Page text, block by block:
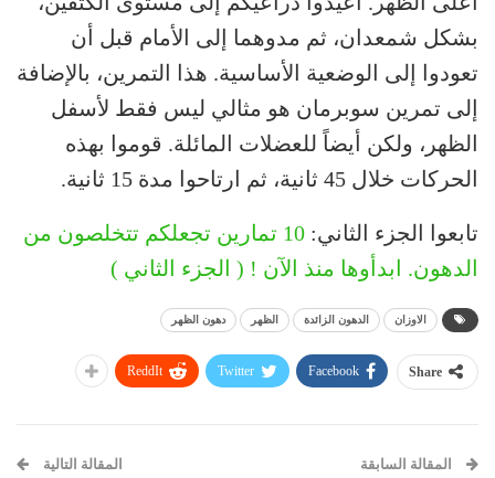
بشكل شمعدان، ثم مدوهما إلى الأمام قبل أن
تعودوا إلى الوضعية الأساسية. هذا التمرين، بالإضافة
إلى تمرين سوبرمان هو مثالي ليس فقط لأسفل
الظهر، ولكن أيضاً للعضلات المائلة. قوموا بهذه
الحركات خلال 45 ثانية، ثم ارتاحوا مدة 15 ثانية.
تابعوا الجزء الثاني:
10 تمارين تجعلكم تتخلصون من
الدهون. ابدأوها منذ الآن ! ( الجزء الثاني )
الاوزان الدهون الزائدة الظهر دهون الظهر
Share
Facebook
Twitter
ReddIt
المقالة السابقة المقالة التالية